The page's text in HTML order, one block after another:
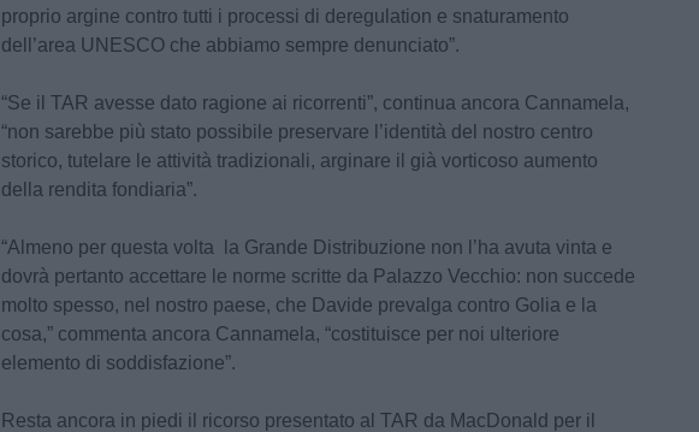
proprio argine contro tutti i processi di deregulation e snaturamento
dell’area UNESCO che abbiamo sempre denunciato”.
“Se il TAR avesse dato ragione ai ricorrenti”, continua ancora Cannamela,
“non sarebbe più stato possibile preservare l’identità del nostro centro
storico, tutelare le attività tradizionali, arginare il già vorticoso aumento
della rendita fondiaria”.
“Almeno per questa volta la Grande Distribuzione non l’ha avuta vinta e
dovrà pertanto accettare le norme scritte da Palazzo Vecchio: non succede
molto spesso, nel nostro paese, che Davide prevalga contro Golia e la
cosa,” commenta ancora Cannamela, “costituisce per noi ulteriore
elemento di soddisfazione”.
Resta ancora in piedi il ricorso presentato al TAR da MacDonald per il